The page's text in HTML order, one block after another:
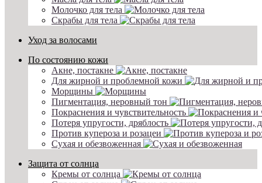
Молочко для тела
Скрабы для тела
Уход за волосами
По состоянию кожи
Акне, постакне
Для жирной и проблемной кожи
Морщины
Пигментация, неровный тон
Покраснения и чувствительность
Потеря упругости, дряблость
Против купероза и розацеи
Сухая и обезвоженная
Защита от солнца
Кремы от солнца